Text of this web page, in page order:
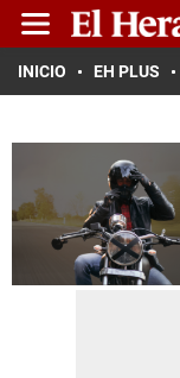
INICIO EH PLUS